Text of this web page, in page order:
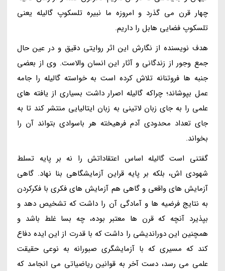
چهار قرن می گذرد و امروزه ما نبیره تلسکوپ گالیله یعنی
تلسکوپ فضایی هابل را داریم.
هدف نویسنده از نگارش این اثر روایتی دقیق و در عین حال
جمع وجور از زندگانی و آثار این انسان والاست. وی از بعضی
جنبه ها فروتنانه تلاش کرده است به خواسته گالیله را جامه
عمل بپوشاند؛ چراکه گالیله اصرار داشت بسیاری از یافته های
علمی را به جای زبان لاتینی به زبان ایتالیایی منتشر کند تا به
جای تعداد محدودی آدم فرهیخته هر باسوادی بتواند آن را
بخواند.
گفتنی است گالیله اساس اعتقاداتش را نه بر پایه تسلط
شهودی اش، بلکه بر پایه قراین آزمایشگاهی بنا نهاد. گاهی
آزمایش های واقعی و گاهی هم آزمایش های فکری با فکرکردن
به نتایج فرضیه ها و آمادگی آن را داشت که تشخیص دهد و
بپذیرد آنچه که قرن ها معتبر بوده، چه بسا غلط باشد و
همچنین این دوراندیشی را داشت که با قدرت از این ایده دفاع
کند که مسیری که با آزمایشگری صبورانه به نوعی حقیقت
علمی می رسد، دست آخر به قوانین ریاضیاتی می انجامد که